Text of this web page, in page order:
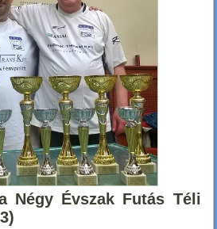
Négy Évszak Futás Téli